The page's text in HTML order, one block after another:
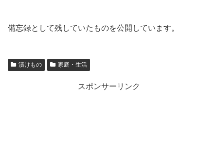
備忘録として残していたものを公開しています。
漬けもの 家庭・生活
スポンサーリンク